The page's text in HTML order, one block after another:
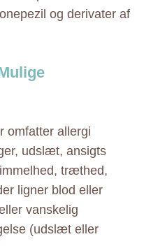
og derivater af
omfatter allergi
udslæt, ansigts
træthed,
ligner blod eller
vanskelig
(udslæt eller